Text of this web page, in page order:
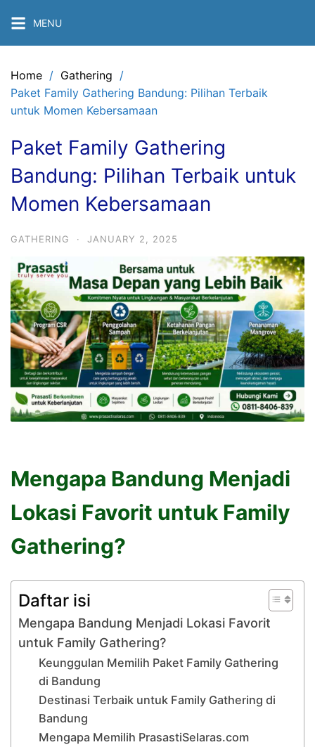
to
MENU
Home
Gathering
Paket Family Gathering Bandung: Pilihan Terbaik
untuk Momen Kebersamaan
Paket Family Gathering
Bandung: Pilihan Terbaik untuk
Momen Kebersamaan
GATHERING · JANUARY 2, 2025
Mengapa Bandung Menjadi
Lokasi Favorit untuk Family
Gathering?
Daftar isi
Mengapa Bandung Menjadi Lokasi Favorit
untuk Family Gathering?
Keunggulan Memilih Paket Family Gathering
di Bandung
Destinasi Terbaik untuk Family Gathering di
Bandung
Mengapa Memilih PrasastiSelaras.com